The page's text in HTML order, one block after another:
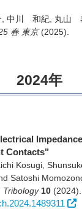
中川 和紀, 丸山
春 東京 (2025)
2024年
Contacts"
Kosugi,
Satoshi
Tribology 10 (2024)